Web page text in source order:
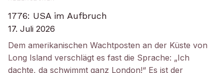
1776: USA im Aufbruch
17. Juli 2026
Dem amerikanischen Wachtposten an der Küste von
Long Island verschlägt es fast die Sprache: „Ich
dachte, da schwimmt ganz London!“ Es ist der